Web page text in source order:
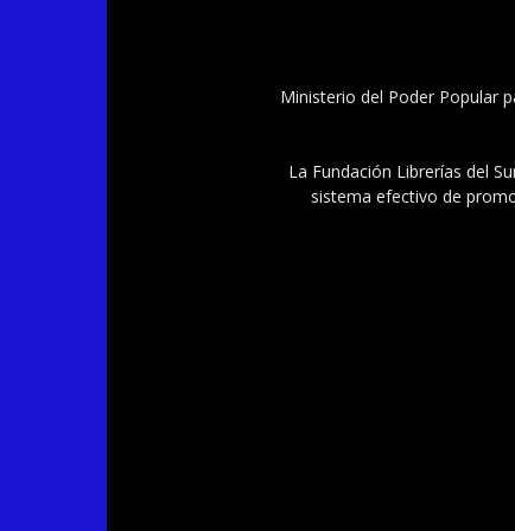
Ministerio del Poder Popular
La Fundación Librerías del
sistema efectivo de